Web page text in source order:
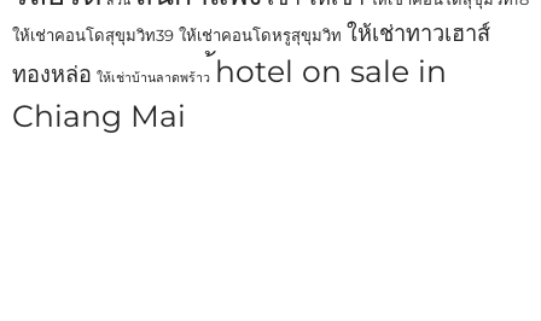
ให้เช่าคอนโดสุขุมวิท39 ให้เช่าคอนโดหรูสุขุมวิท ให้เช่าทาวเฮาส์
ทองหล่อ ให้เช่าบ้านลาดพร้าว ้hotel on sale in
Chiang Mai